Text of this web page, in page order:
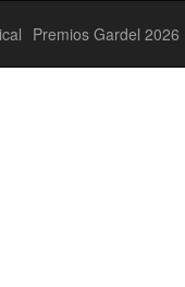
Premios Gardel 2026